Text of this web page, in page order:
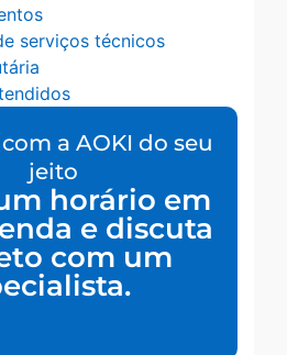
serviços técnicos
a AOKI do seu
jeito
horário em
e discuta
com um